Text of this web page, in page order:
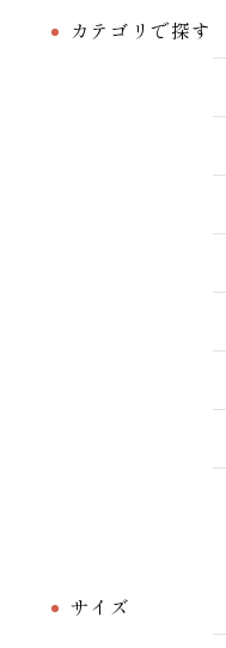
カテゴリで探す
サイズ